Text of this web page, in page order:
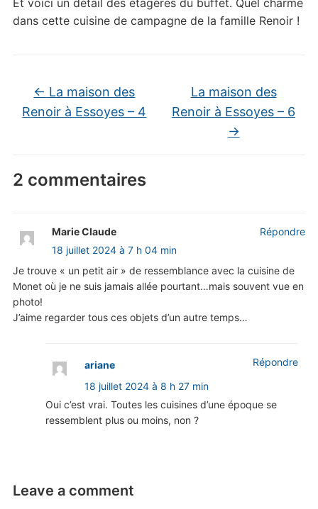
dans cette cuisine de campagne de la famille Renoir !
← La maison des
Renoir à Essoyes – 4
La maison des
Renoir à Essoyes – 6
→
2 commentaires
Marie Claude
18 juillet 2024 à 7 h 04 min
Je trouve « un petit air » de ressemblance avec la cuisine de
Monet où je ne suis jamais allée pourtant…mais souvent vue en
photo!
J’aime regarder tous ces objets d’un autre temps…
Répondre
ariane
18 juillet 2024 à 8 h 27 min
Oui c’est vrai. Toutes les cuisines d’une époque se
ressemblent plus ou moins, non ?
Répondre
Leave a comment